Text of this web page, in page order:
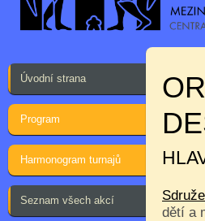
Úvodní strana
Program
Harmonogram turnajů
Seznam všech akcí
dětí a